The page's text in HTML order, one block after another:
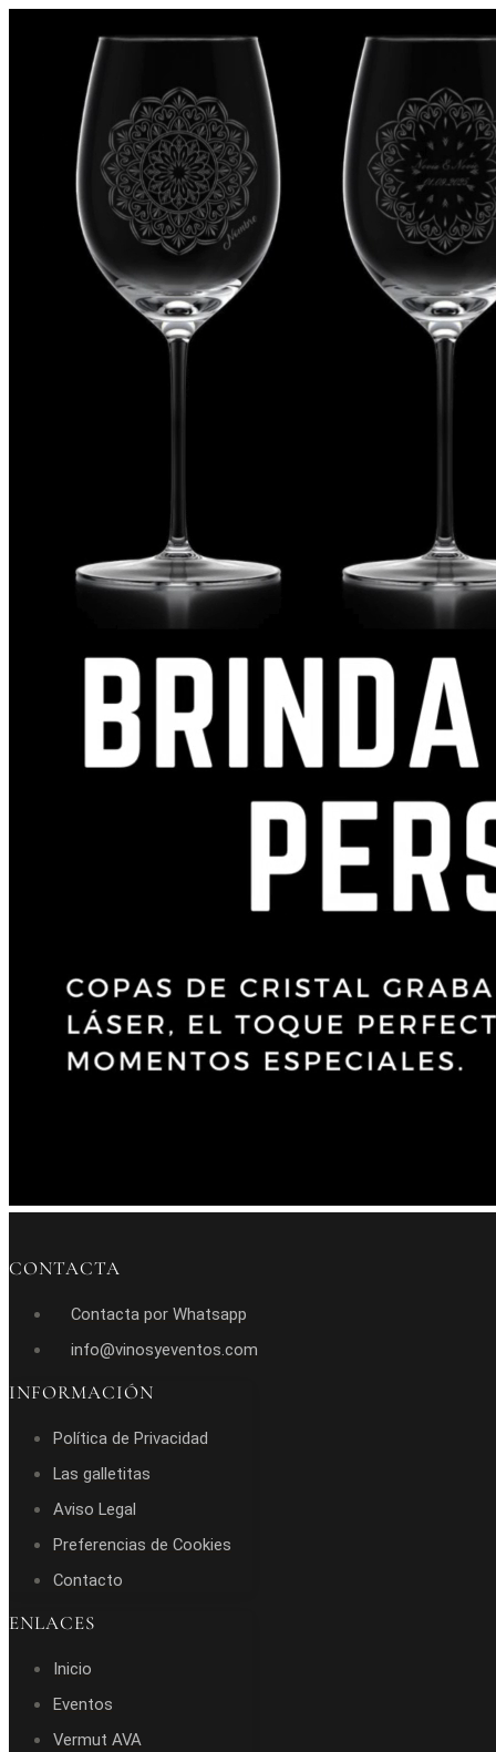
CONTACTA
Contacta por Whatsapp
info@vinosyeventos.com
INFORMACIÓN
Política de Privacidad
Las galletitas
Aviso Legal
Preferencias de Cookies
Contacto
ENLACES
Inicio
Eventos
Vermut AVA